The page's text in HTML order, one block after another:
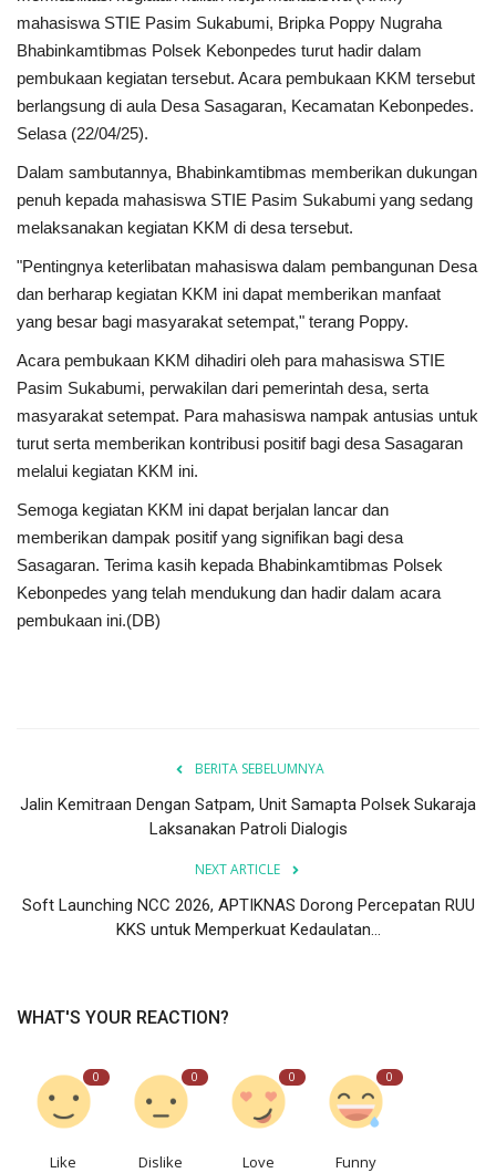
Kesehatan
Layanan Publik
Perempuan/Anak
mahasiswa STIE Pasim Sukabumi, Bripka Poppy Nugraha
Bhabinkamtibmas Polsek Kebonpedes turut hadir dalam
pembukaan kegiatan tersebut. Acara pembukaan KKM tersebut
berlangsung di aula Desa Sasagaran, Kecamatan Kebonpedes.
Selasa (22/04/25).
Dalam sambutannya, Bhabinkamtibmas memberikan dukungan
penuh kepada mahasiswa STIE Pasim Sukabumi yang sedang
melaksanakan kegiatan KKM di desa tersebut.
"Pentingnya keterlibatan mahasiswa dalam pembangunan Desa
dan berharap kegiatan KKM ini dapat memberikan manfaat
yang besar bagi masyarakat setempat," terang Poppy.
Acara pembukaan KKM dihadiri oleh para mahasiswa STIE
Pasim Sukabumi, perwakilan dari pemerintah desa, serta
masyarakat setempat. Para mahasiswa nampak antusias untuk
turut serta memberikan kontribusi positif bagi desa Sasagaran
melalui kegiatan KKM ini.
Semoga kegiatan KKM ini dapat berjalan lancar dan
memberikan dampak positif yang signifikan bagi desa
Sasagaran. Terima kasih kepada Bhabinkamtibmas Polsek
Kebonpedes yang telah mendukung dan hadir dalam acara
pembukaan ini.(DB)
BERITA SEBELUMNYA
Jalin Kemitraan Dengan Satpam, Unit Samapta Polsek Sukaraja
Laksanakan Patroli Dialogis
NEXT ARTICLE
Soft Launching NCC 2026, APTIKNAS Dorong Percepatan RUU
KKS untuk Memperkuat Kedaulatan...
WHAT'S YOUR REACTION?
0
Like
0
Dislike
0
Love
0
Funny